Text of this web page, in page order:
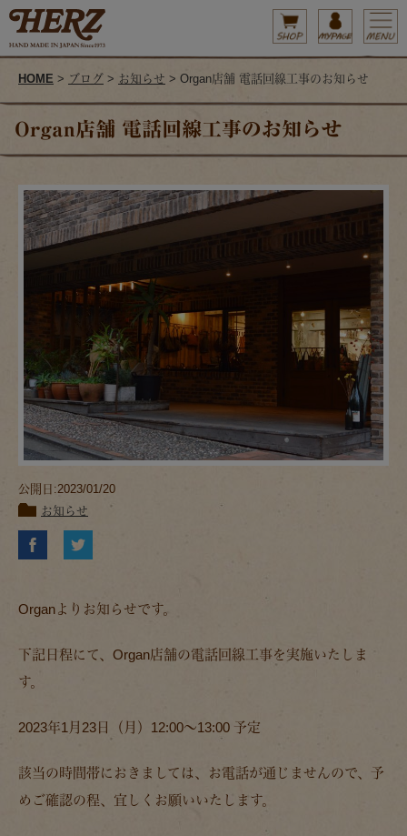
HOME > ブログ > お知らせ > Organ店舗 電話回線工事のお知らせ
Organ店舗 電話回線工事のお知らせ
公開日:2023/01/20
お知らせ
Organよりお知らせです。
下記日程にて、Organ店舗の電話回線工事を実施いたしま
す。
2023年1月23日（月）12:00～13:00 予定
該当の時間帯におきましては、お電話が通じませんので、予
めご確認の程、宜しくお願いいたします。